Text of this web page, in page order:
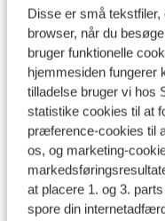
Disse er små
browser, når du
bruger funktionelle
hjemmesiden fungerer
tilladelse bruger vi hos
statistike cookies til at
præference-cookies til
os, og marketing-
at placere 1. og 3.
spore din
Andreas
Med partner
Se
Lokation